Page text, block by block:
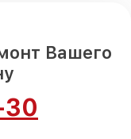
Вашего